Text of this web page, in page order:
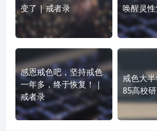
变了 | 戒者录
唤醒灵
感恩戒色吧，坚持戒色
一年多，终于恢复！ |
戒者录
戒色大
85高校